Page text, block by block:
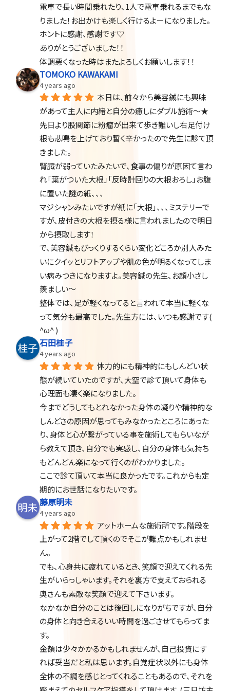
電車で長い時間乗れたり、1人で電車乗れるまでもな
りました！お出かけも楽しく行けるよーになりました。
ホントに感謝、感謝です♡
ありがとうございました！！
体調悪くなった時はまたよろしくお願いします！！
TOMOKO KAWAKAMI
4 years ago
本日は、前々から美容鍼にも興味
があって主人に内緒と自分の癒しにダブル施術〜★
先日より股関節に粉瘤が出来て歩き難いし右足付け
根も悲鳴を上げており暫く辛かったので先生に診て頂
きました。
腎臓が弱っていたみたいで、食事の偏りが原因て言わ
れ「葉がついた大根」「反時計回りの大根おろし」お腹
に置いた謎の紙、、、
マジシャンみたいですが紙に「大根」、、、ミステリーで
すが、皮付きの大根を摂る様に言われましたので明日
から摂取します！
で、美容鍼もびっくりするくらい変化どころか別人みた
いにクイッとリフトアップや肌の色が明るくなってしま
い病みつきになりますよ。美容鍼の先生、お顔小さし
羨ましい〜
整体では、足が軽くなってると言われて本当に軽くな
って気分も最高でした。先生方には、いつも感謝です(
^ω^ )
石田桂子
4 years ago
体力的にも精神的にもしんどい状
態が続いていたのですが、大空で診て頂いて身体も
心理面も凄く楽になりました。
今までどうしてもとれなかった身体の凝りや精神的な
しんどさの原因が思ってもみなかったところにあった
り、身体と心が繋がっている事を施術してもらいなが
ら教えて頂き、自分でも実感し、自分の身体も気持ち
もどんどん楽になって行くのがわかりました。
ここで診て頂いて本当に良かったです。これからも定
期的にお世話になりたいです。
藤原明未
4 years ago
アットホームな施術所です。階段を
上がって2階でして頂くのでそこが難点かもしれませ
ん。
でも、心身共に疲れているとき、笑顔で迎えてくれる先
生がいらっしゃいます。それを裏方で支えておられる
奥さんも素敵な笑顔で迎えて下さいます。
なかなか自分のことは後回しになりがちですが、自分
の身体と向き合えるいい時間を過ごさせてもらってま
す。
金額は少々かかるかもしれませんが、自己投資にす
れば妥当だと私は思います。自覚症状以外にも身体
全体の不調を感じとってくれることもあるので、それを